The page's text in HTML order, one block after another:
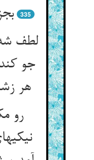
335
لطف
جو
هر
رو